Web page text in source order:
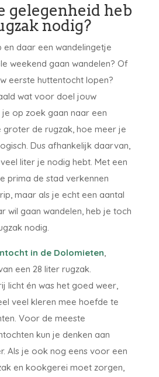
gelegenheid heb
nodig?
daar een wandelingetje
weekend gaan wandelen? Of
eerste huttentocht lopen?
wat voor doel jouw
op zoek gaan naar een
groter de rugzak, hoe meer je
Dus afhankelijk daarvan,
liter je nodig hebt. Met een
prima de stad verkennen
maar als je echt een aantal
wil gaan wandelen, heb je toch
nodig.
in de Dolomieten
een 28 liter rugzak.
licht én was het goed weer,
veel kleren mee hoefde te
Voor de meeste
kun je denken aan
Als je ook nog eens voor een
en kookgerei moet zorgen,